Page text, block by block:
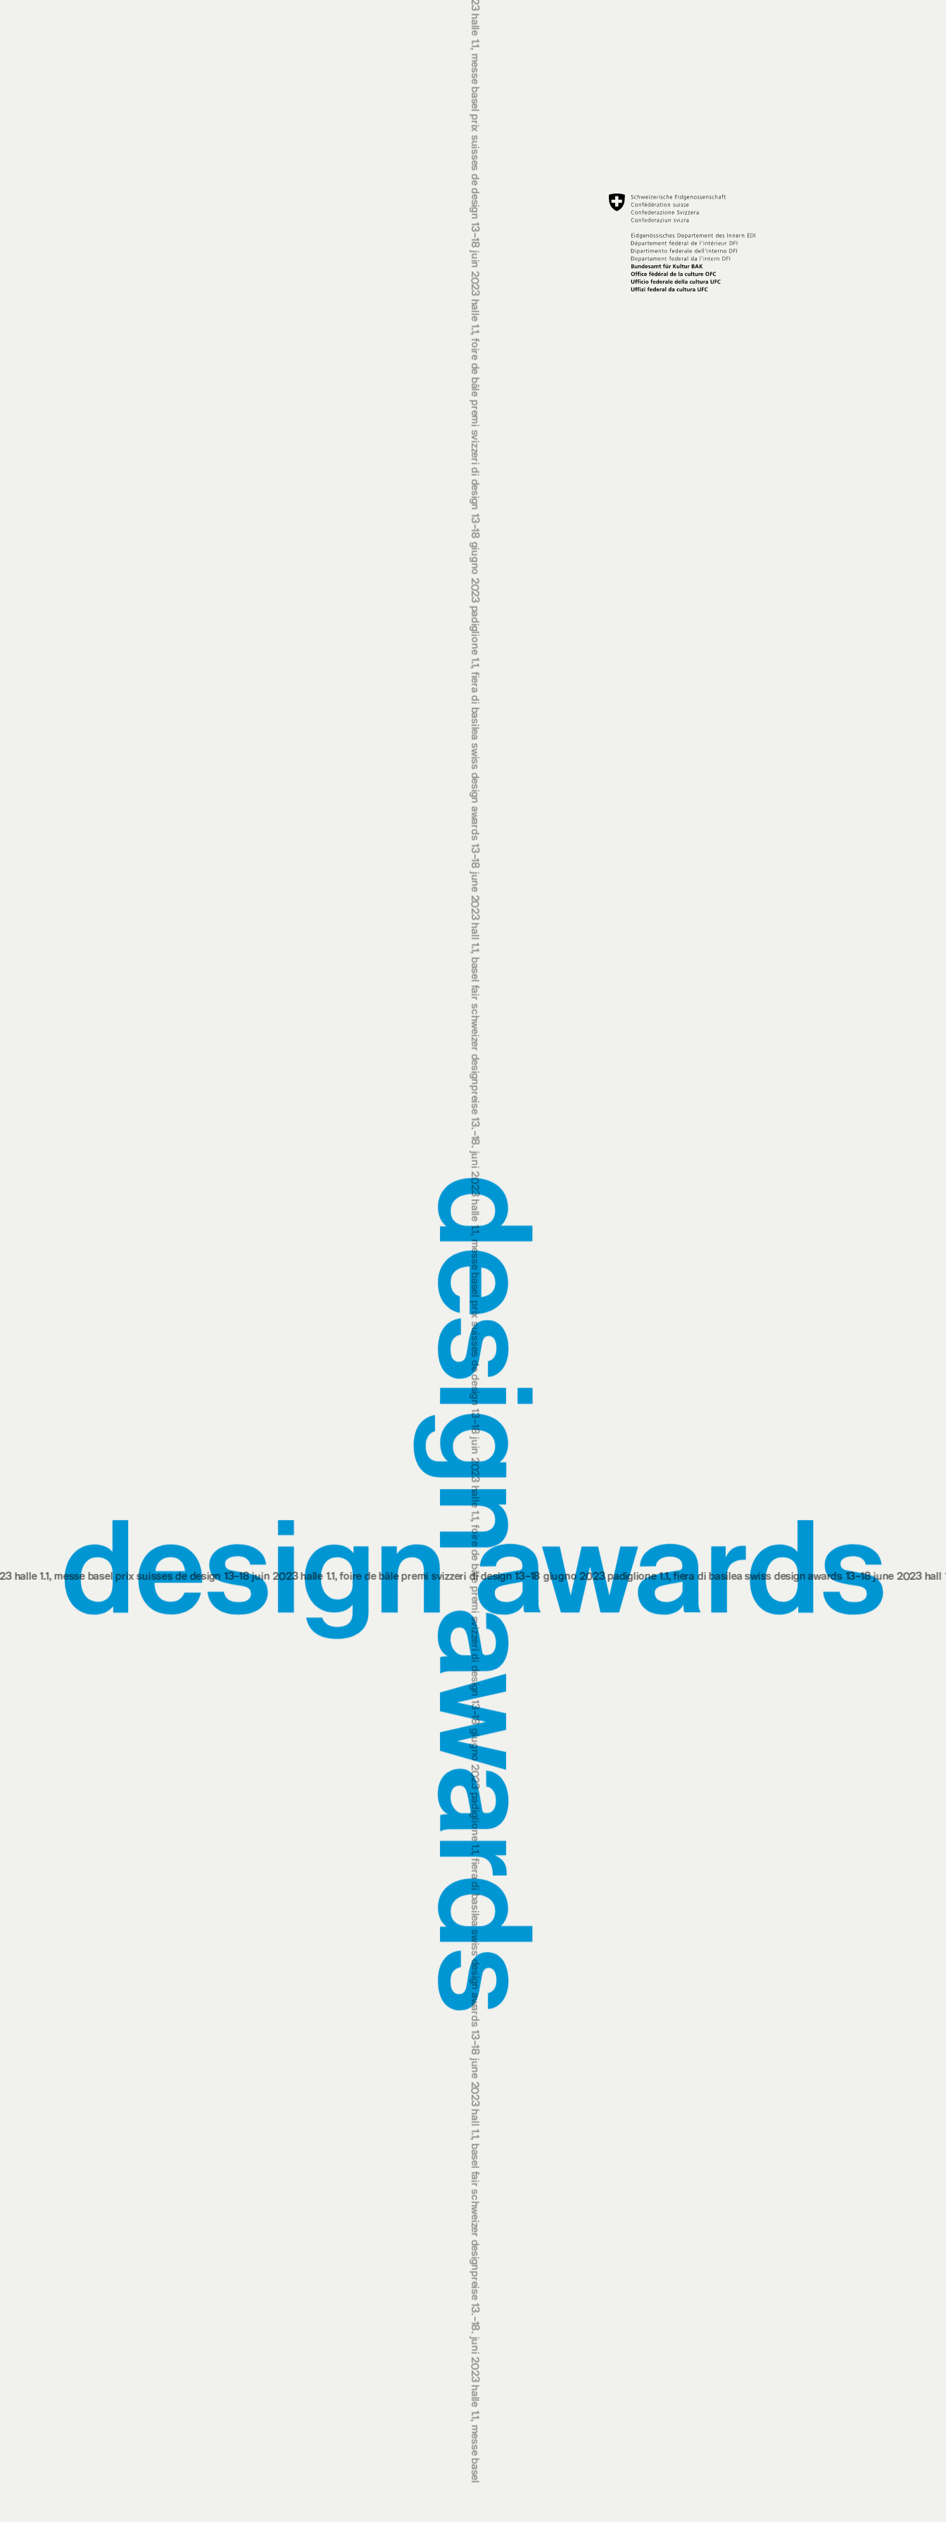
basel prix suisses de design 13‒18 juin 2023 halle 1.1, foire de bâle premi svizzeri di design 13‒18 giugno 2023 padiglione 1.1, fiera di basilea swiss design awards 13‒18 june 2023 hall 1.1, basel fair
prix suisses de design 13‒18 juin 2023 halle 1.1, foire de bâle
premi svizzeri di design 13‒18 giugno 2023 padiglione 1.1, fiera di basilea
swiss design awards 13‒18 june 2023 hall 1.1, basel fair
schweizer designpreise 13.‒18. juni 2023 halle 1.1, messe basel
prix suisses de design 13‒18 juin 2023 halle 1.1, foire de bâle
premi svizzeri di design 13‒18 giugno 2023 padiglione 1.1, fiera di basilea
swiss design awards 13‒18 june 2023 hall 1.1, basel fair
schweizer designpreise 13.‒18. juni 2023 halle 1.1, messe basel